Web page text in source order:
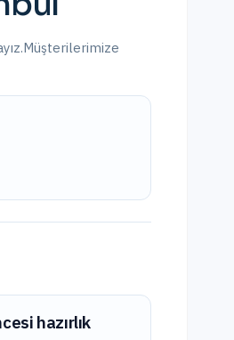
Müşterilerimize
hazırlık